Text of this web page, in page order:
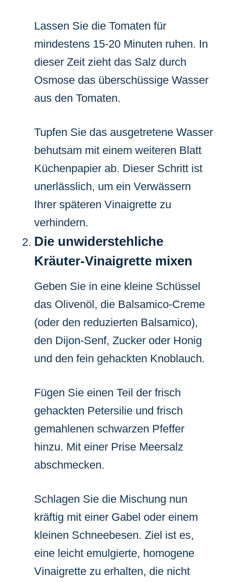
Lassen Sie die Tomaten für
mindestens 15-20 Minuten ruhen. In
dieser Zeit zieht das Salz durch
Osmose das überschüssige Wasser
aus den Tomaten.
Tupfen Sie das ausgetretene Wasser
behutsam mit einem weiteren Blatt
Küchenpapier ab. Dieser Schritt ist
unerlässlich, um ein Verwässern
Ihrer späteren Vinaigrette zu
verhindern.
Die unwiderstehliche
Kräuter-Vinaigrette mixen
Geben Sie in eine kleine Schüssel
das Olivenöl, die Balsamico-Creme
(oder den reduzierten Balsamico),
den Dijon-Senf, Zucker oder Honig
und den fein gehackten Knoblauch.
Fügen Sie einen Teil der frisch
gehackten Petersilie und frisch
gemahlenen schwarzen Pfeffer
hinzu. Mit einer Prise Meersalz
abschmecken.
Schlagen Sie die Mischung nun
kräftig mit einer Gabel oder einem
kleinen Schneebesen. Ziel ist es,
eine leicht emulgierte, homogene
Vinaigrette zu erhalten, die nicht